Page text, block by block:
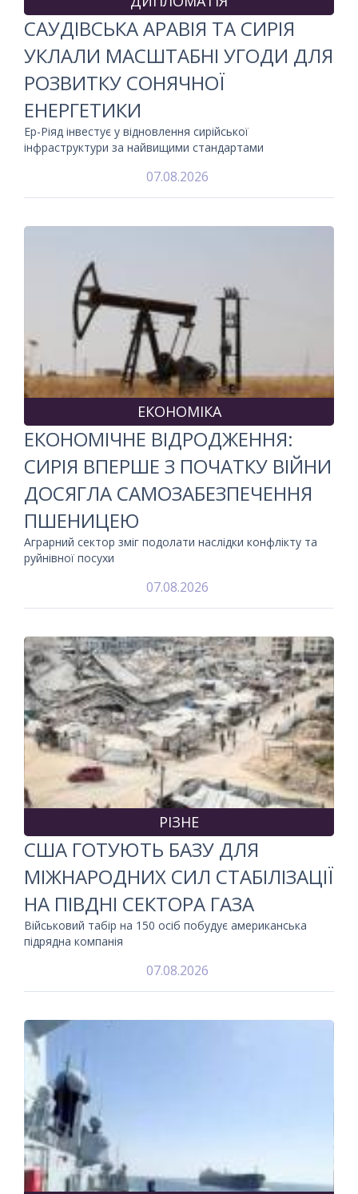
САУДІВСЬКА АРАВІЯ ТА СИРІЯ
УКЛАЛИ МАСШТАБНІ УГОДИ ДЛЯ
РОЗВИТКУ СОНЯЧНОЇ
ЕНЕРГЕТИКИ
Ер-Ріяд інвестує у відновлення сирійської
інфраструктури за найвищими стандартами
07.08.2026
ЕКОНОМІКА
ЕКОНОМІЧНЕ ВІДРОДЖЕННЯ:
СИРІЯ ВПЕРШЕ З ПОЧАТКУ ВІЙНИ
ДОСЯГЛА САМОЗАБЕЗПЕЧЕННЯ
ПШЕНИЦЕЮ
Аграрний сектор зміг подолати наслідки конфлікту та
руйнівної посухи
07.08.2026
РІЗНЕ
США ГОТУЮТЬ БАЗУ ДЛЯ
МІЖНАРОДНИХ СИЛ СТАБІЛІЗАЦІЇ
НА ПІВДНІ СЕКТОРА ГАЗА
Військовий табір на 150 осіб побудує американська
підрядна компанія
07.08.2026